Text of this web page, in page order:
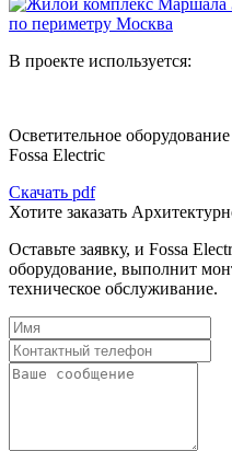
В проекте используется:
Осветительное
Fossa Electric
Скачать pdf
Хотите заказать
Оставьте заявку, и Fossa
оборудование, выполнит
техническое обслуживание.